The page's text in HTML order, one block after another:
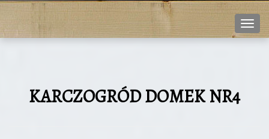
KARCZOGRÓD DOMEK NR4